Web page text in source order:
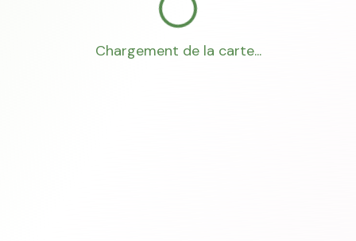
Chargement de la carte...